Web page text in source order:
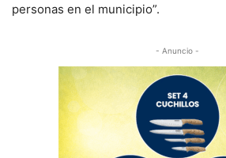
personas en el municipio”.
- Anuncio -